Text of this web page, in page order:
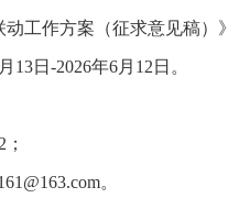
动工作方案（征求意见稿）
13日-2026年6月12日。
。